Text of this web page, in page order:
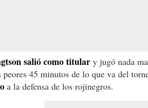
salió como titular y jugó nada
peores 45 minutos de lo que va del
a la defensa de los rojinegros.